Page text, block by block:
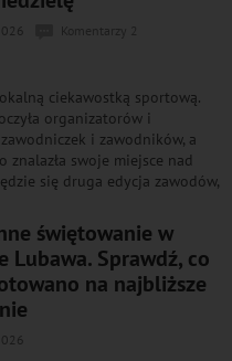
ciekawostką sportową.
organizatorów i
i zawodników, a
znalazła swoje miejsce nad
się druga edycja zawodów,
świętowanie w
Lubawa. Sprawdź, co
na najbliższe